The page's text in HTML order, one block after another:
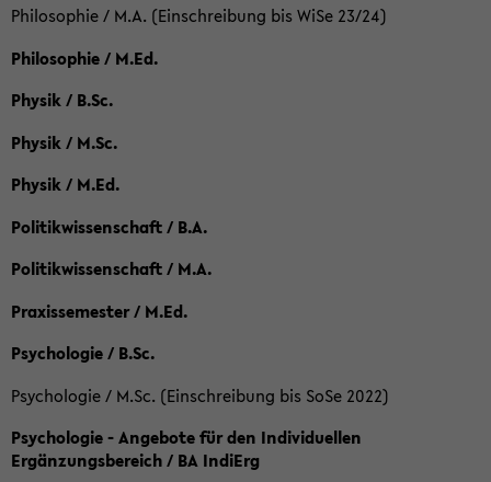
Philosophie / M.A. (Einschreibung bis WiSe 23/24)
Philosophie / M.Ed.
Physik / B.Sc.
Physik / M.Sc.
Physik / M.Ed.
Politikwissenschaft / B.A.
Politikwissenschaft / M.A.
Praxissemester / M.Ed.
Psychologie / B.Sc.
Psychologie / M.Sc. (Einschreibung bis SoSe 2022)
Psychologie - Angebote für den Individuellen
Ergänzungsbereich / BA IndiErg